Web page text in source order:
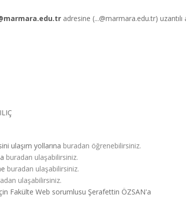
adresine (...@marmara.edu.tr) uzantılı
ulaşım yollarına buradan öğrenebilirsiniz.
buradan ulaşabilirsiniz.
buradan ulaşabilirsiniz.
ulaşabilirsiniz.
Fakülte Web sorumlusu Şerafettin ÖZSAN'a